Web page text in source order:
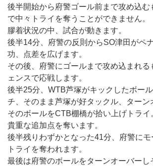
後半開始から府警ゴール前まで攻め込む
で中々トライを奪うことができません。
膠着状況の中、試合が動きます。
後半14分、府警の反則からSO津田がペ
功、点差を広げます。
その後、府警にゴールまで攻め込まれる
ェンスで応戦します。
後半25分、WTB芦塚がキックしたボー
チ、そのまま芦塚が好タックル、ターン
そのボールをCTB棚橋が拾い上げトライ
貴重な追加点を奪います。
後半残りわずかとなった41分、府警に
トライを奪われます。
最後は府警のボールをターンオーバーし